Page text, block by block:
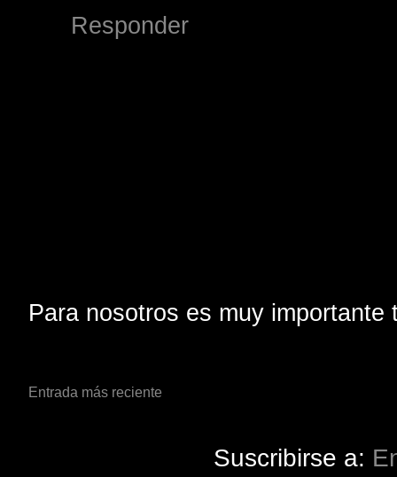
Responder
Para nosotros es muy
Entrada más reciente
Suscribirse a: